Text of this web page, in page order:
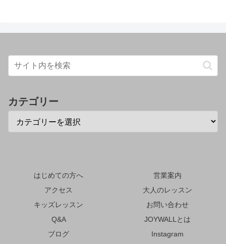
カテゴリー
はじめての方へ
営業案内
アクセス
大人のレッスン
キッズレッスン
お問い合わせ
Q&A
JOYWALLとは
ブログ
Instagram